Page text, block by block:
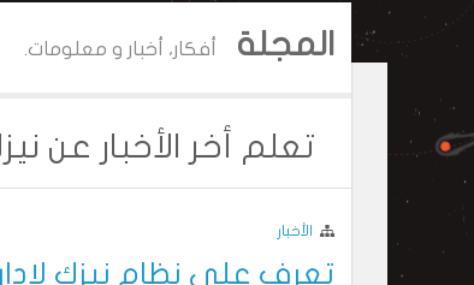
المجلة أفكار، أخبار و معلومات.
تعلم أخر الأخبار عن
الأخبار
تعرف على نظام نيزك